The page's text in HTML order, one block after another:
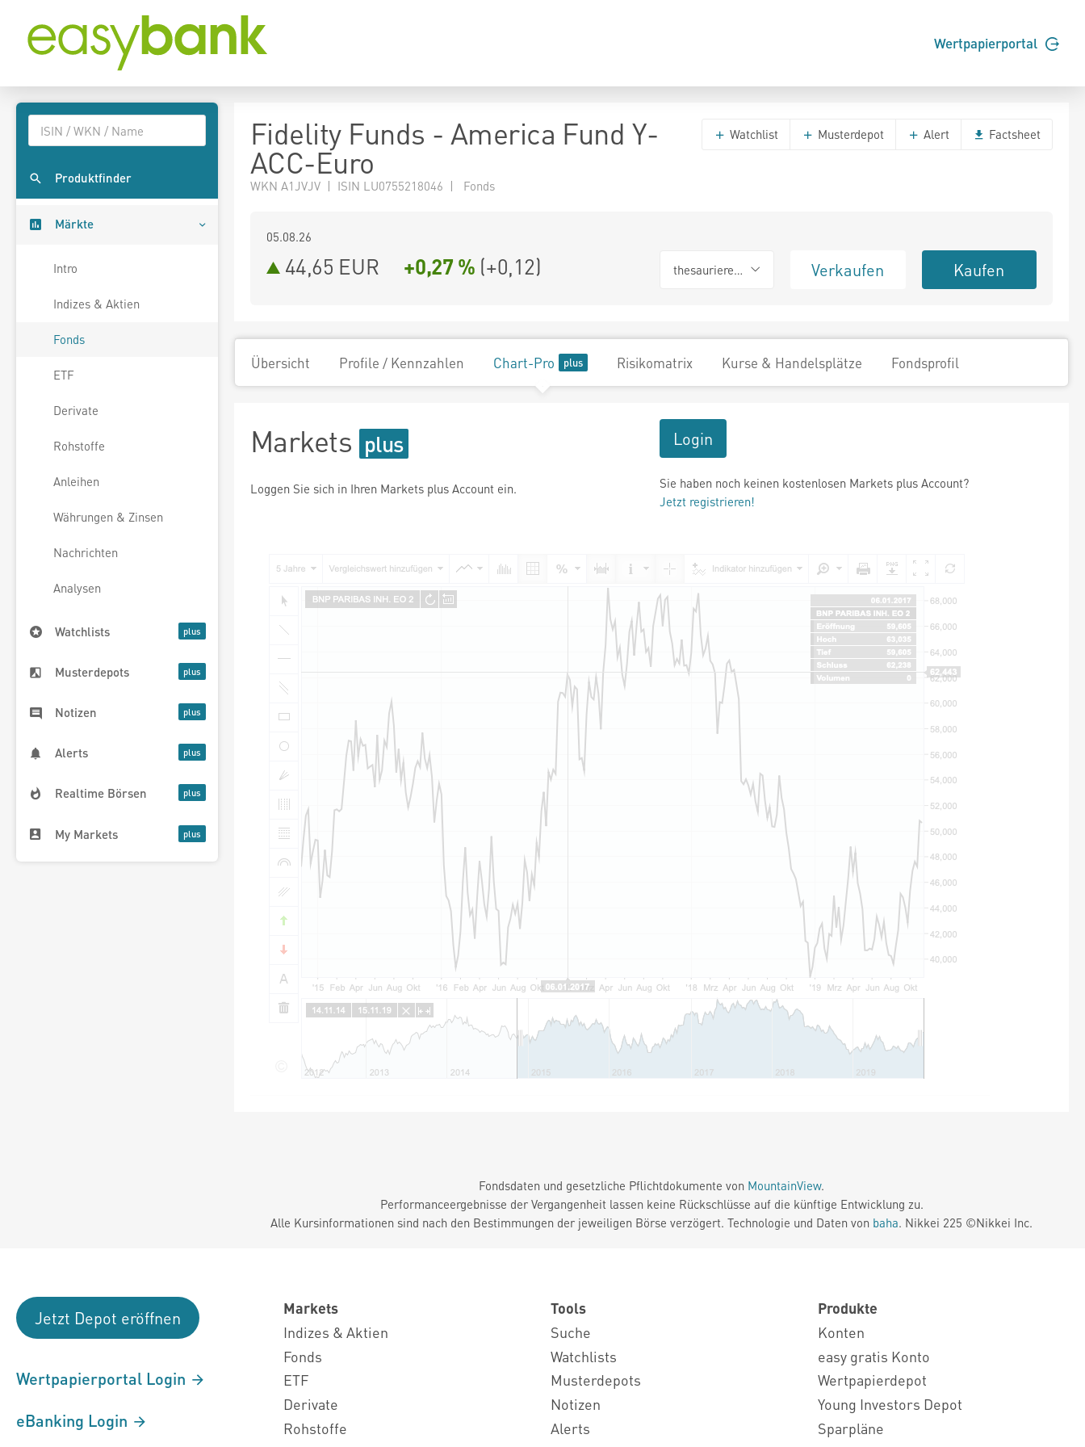
Wertpapierportal
Produktfinder
Märkte
Intro
Indizes & Aktien
Fonds
ETF
Derivate
Rohstoffe
Anleihen
Währungen & Zinsen
Nachrichten
Analysen
Watchlists
Musterdepots
Notizen
Alerts
Realtime Börsen
My Markets
Fidelity Funds - America Fund Y-
ACC-Euro
WKN A1JVJV | ISIN LU0755218046 | Fonds
Watchlist Musterdepot Alert Factsheet
05.08.26
44,65 EUR +0,27 % (+0,12) thesaurierend Verkaufen Kaufen
Übersicht Profile / Kennzahlen Chart-Pro Risikomatrix Kurse & Handelsplätze Fondsprofil
Markets
Loggen Sie sich in Ihren Markets plus Account ein.
Login
Sie haben noch keinen kostenlosen Markets plus Account?
Jetzt registrieren!
Fondsdaten und gesetzliche Pflichtdokumente von MountainView.
Performanceergebnisse der Vergangenheit lassen keine Rückschlüsse auf die künftige Entwicklung zu.
Alle Kursinformationen sind nach den Bestimmungen der jeweiligen Börse verzögert. Technologie und Daten von baha. Nikkei 225 ©Nikkei Inc.
Jetzt Depot eröffnen
Wertpapierportal Login
eBanking Login
Markets
Indizes & Aktien
Fonds
ETF
Derivate
Rohstoffe
Tools
Suche
Watchlists
Musterdepots
Notizen
Alerts
Produkte
Konten
easy gratis Konto
Wertpapierdepot
Young Investors Depot
Sparpläne